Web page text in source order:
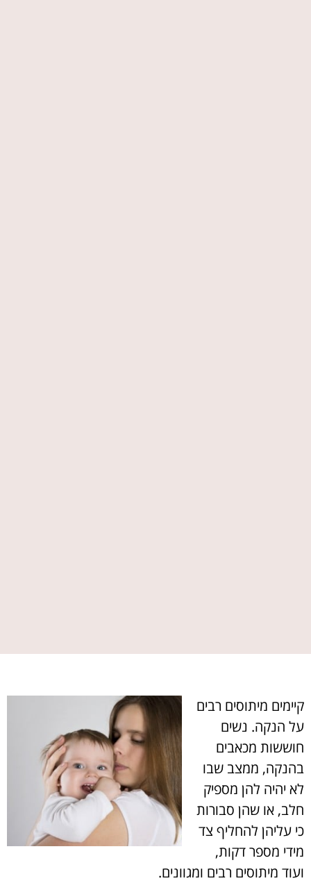
קיימים מיתוסים רבים
על הנקה. נשים
חוששות מכאבים
בהנקה, ממצב שבו
לא יהיה להן מספיק
חלב, או שהן סבורות
כי עליהן להחליף צד
מידי מספר דקות,
ועוד מיתוסים רבים ומגוונים.